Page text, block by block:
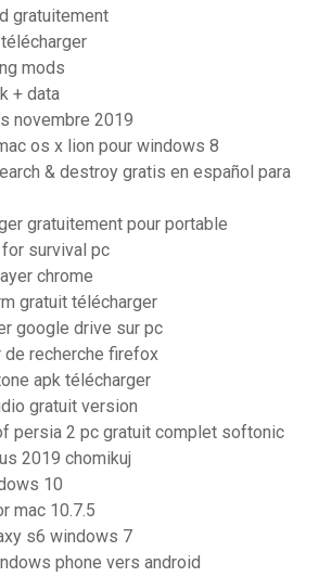
gratuitement
mods
+ data
novembre 2019
os x lion pour windows 8
& destroy gratis en español para
gratuitement pour portable
survival pc
chrome
gratuit télécharger
google drive sur pc
de recherche firefox
apk télécharger
gratuit version
persia 2 pc gratuit complet softonic
2019 chomikuj
10
mac 10.7.5
s6 windows 7
phone vers android